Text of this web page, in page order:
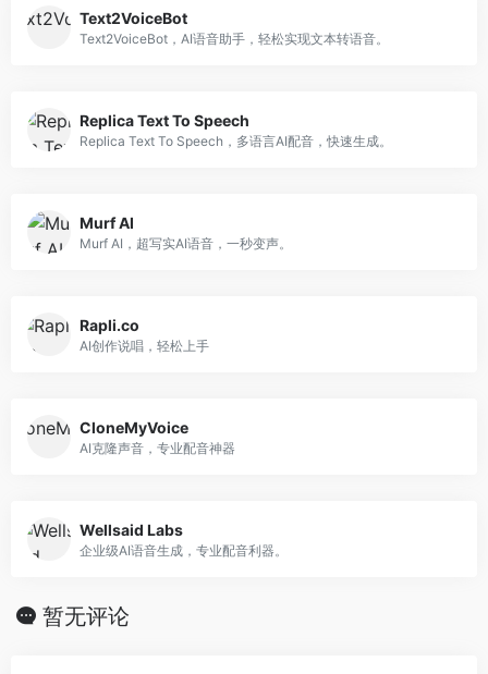
Text2VoiceBot
Text2VoiceBot，AI语音助手，轻松实现文本转语音。
Replica Text To Speech
Replica Text To Speech，多语言AI配音，快速生成。
Murf AI
Murf AI，超写实AI语音，一秒变声。
Rapli.co
AI创作说唱，轻松上手
CloneMyVoice
AI克隆声音，专业配音神器
Wellsaid Labs
企业级AI语音生成，专业配音利器。
暂无评论